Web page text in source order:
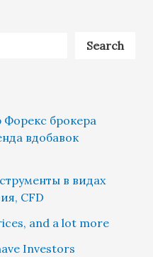
Search
брокера
вдобавок
в видах
CFD
and a lot more
Investors